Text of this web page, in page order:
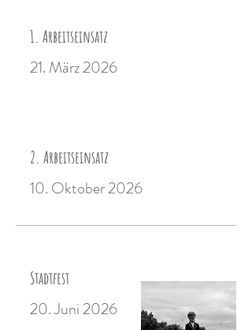
1. Arbeitseinsatz
21. März 2026
2. Arbeitseinsatz
10. Oktober 2026
Stadtfest
20. Juni 2026